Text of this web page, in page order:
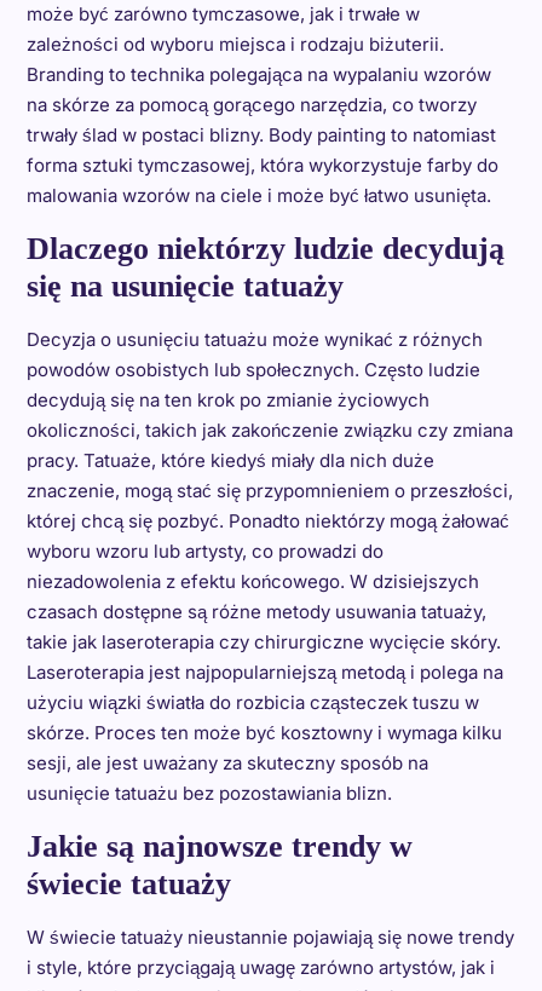
może być zarówno tymczasowe, jak i trwałe w
zależności od wyboru miejsca i rodzaju biżuterii.
Branding to technika polegająca na wypalaniu wzorów
na skórze za pomocą gorącego narzędzia, co tworzy
trwały ślad w postaci blizny. Body painting to natomiast
forma sztuki tymczasowej, która wykorzystuje farby do
malowania wzorów na ciele i może być łatwo usunięta.
Dlaczego niektórzy ludzie decydują
się na usunięcie tatuaży
Decyzja o usunięciu tatuażu może wynikać z różnych
powodów osobistych lub społecznych. Często ludzie
decydują się na ten krok po zmianie życiowych
okoliczności, takich jak zakończenie związku czy zmiana
pracy. Tatuaże, które kiedyś miały dla nich duże
znaczenie, mogą stać się przypomnieniem o przeszłości,
której chcą się pozbyć. Ponadto niektórzy mogą żałować
wyboru wzoru lub artysty, co prowadzi do
niezadowolenia z efektu końcowego. W dzisiejszych
czasach dostępne są różne metody usuwania tatuaży,
takie jak laseroterapia czy chirurgiczne wycięcie skóry.
Laseroterapia jest najpopularniejszą metodą i polega na
użyciu wiązki światła do rozbicia cząsteczek tuszu w
skórze. Proces ten może być kosztowny i wymaga kilku
sesji, ale jest uważany za skuteczny sposób na
usunięcie tatuażu bez pozostawiania blizn.
Jakie są najnowsze trendy w
świecie tatuaży
W świecie tatuaży nieustannie pojawiają się nowe trendy
i style, które przyciągają uwagę zarówno artystów, jak i